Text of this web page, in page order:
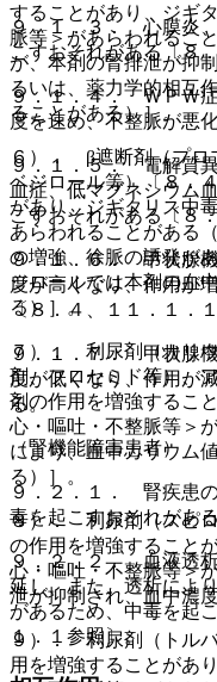
することがあり、ジギ
脈等＞があらわれるこ
が、本剤の腎排泄が抑
るいは、薬力学的相互
ることがある）］。
６）． β遮断剤（プロ
ベジロール等）〔８．
があり、ジギタリス中
あらわれることがある
の増強、徐脈の誘発が
ジロールでは本剤の血
る）］。
７）． 利尿剤（カリ
剤、フロセミド等）、
剤の作用を増強するこ
心・嘔吐・不整脈等＞
により、血中カリウム
る）］。
８）． 利尿剤（スピ
の作用を増強すること
心・嘔吐・不整脈等＞
泄が抑制され、血中濃
９）． 利尿剤（トル
用を増強することがあ
９．１．３． 心膜炎
こすおそれがある〔８
９．１．４． ＷＰＷ
度を速め、不整脈が悪
９．１．５． 電解質
血症、低マグネシウム
こすおそれがある〔８
９．１．６． 甲状腺
度が高くなり、作用が
〔８．４、１１．１．
９．１．７． 甲状腺
度が低くなり、作用が
る。
（腎機能障害患者）
９．２．１． 腎疾患
毒を起こすおそれがあ
９．２．２． 血液透
延し、また、透析によ
があるため、中毒を起
１．１参照〕。